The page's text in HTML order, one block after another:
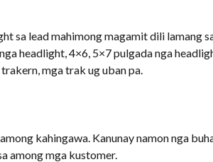
sa lead mahimong magamit dili lamang
headlight, 4×6, 5×7 pulgada nga
mga trak ug uban pa.
kahingawa. Kanunay namon nga
among mga kustomer.